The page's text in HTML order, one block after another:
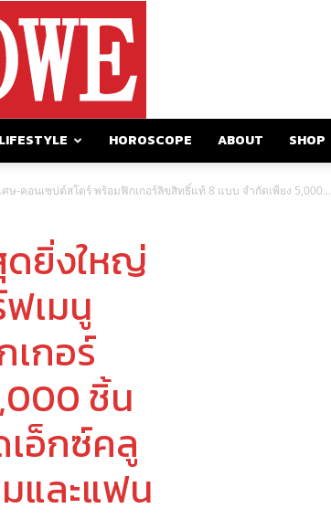
LIFESTYLE HOROSCOPE ABOUT SHOP
ศษ-คอนเซปต์สโตร์ พร้อมฟิกเกอร์ลิขสิทธิ์แท้ 8 แบบ จำกัดเพียง 5,000...
ดยิ่งใหญ่
ฟเมนู
กอร์
ชิ้น
เอ็กซ์คลู
และแฟน